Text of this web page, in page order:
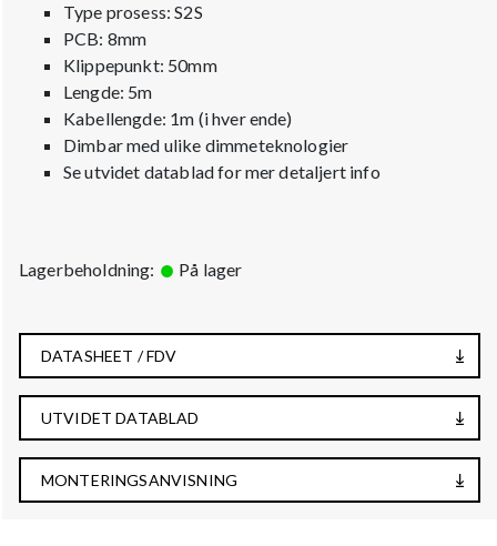
Type prosess: S2S
PCB: 8mm
Klippepunkt: 50mm
Lengde: 5m
Kabellengde: 1m (i hver ende)
Dimbar med ulike dimmeteknologier
Se utvidet datablad for mer detaljert info
Lagerbeholdning: På lager
DATASHEET / FDV
UTVIDET DATABLAD
MONTERINGSANVISNING